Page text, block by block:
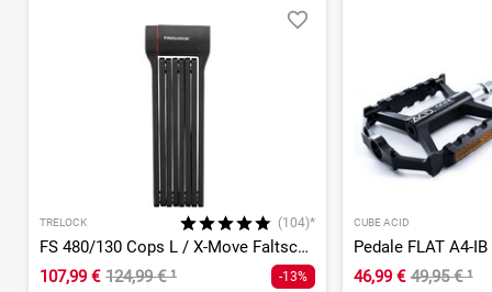
TRELOCK (104)*
FS 480/130 Cops L / X-Move Faltschloss
107,99 € 124,99 €¹ -13%
CUBE ACID
Pedale FLAT A4-
46,99 € 49,95 €¹